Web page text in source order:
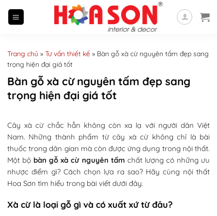
Trang chủ » Tư vấn thiết kế » Bàn gỗ xà cừ nguyên tấm đẹp sang
trọng hiện đại giá tốt
Bàn gỗ xà cừ nguyên tấm đẹp sang
trọng hiện đại giá tốt
Cây xà cừ chắc hẳn không còn xa lạ với người dân Việt
Nam. Những thành phẩm từ cây xà cừ không chỉ là bài
thuốc trong dân gian mà còn được ứng dụng trong nội thất.
Một bộ bàn gỗ xà cừ nguyên tấm chất lượng có những ưu
nhược điểm gì? Cách chọn lựa ra sao? Hãy cùng nội thất
Hoa Sơn tìm hiểu trong bài viết dưới đây.
Xà cừ là loại gỗ gì và có xuất xứ từ đâu?